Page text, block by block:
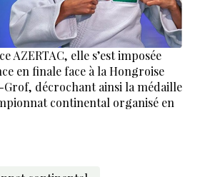
AZERTAC, elle s’est imposée
en finale face à la Hongroise
décrochant ainsi la médaille
continental organisé en